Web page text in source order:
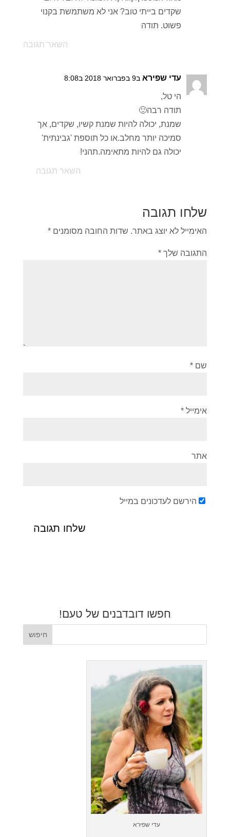
שקדים בייתי טוב? אני לא משתמשת בקנוי
פשוט. תודה
השאר תגובה
עדי שפירא ב9 בפברואר 2018 ב8:08
הי טל,
תודה רבה🙂
שמנת, יכולה להיות שמנת קשיו, שקדים, אך
סמיכה יותר מחלב.או כל תוספת 'גבינתית'
יכולה גם להיות מתאימה.תהני!
השאר תגובה
שלחו תגובה
האימייל לא יוצג באתר. שדות החובה מסומנים *
התגובה שלך *
שם *
אימייל *
אתר
הירשם לעדכונים במייל
חפשו דובדבנים של טעם!
עדי שפירא